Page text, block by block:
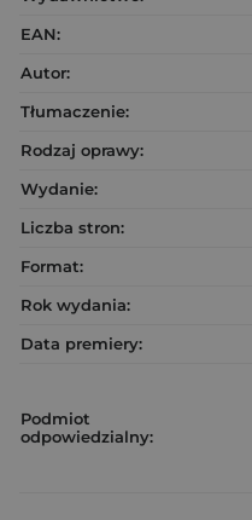
EAN:
Autor:
Tłumaczenie:
Rodzaj oprawy:
Wydanie:
Liczba stron:
Format:
Rok wydania:
Data premiery:
Podmiot
odpowiedzialny: